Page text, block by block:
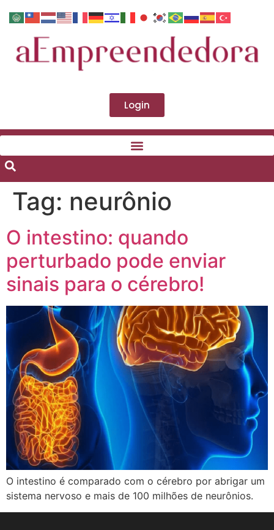
Login
Tag: neurônio
O intestino: quando
perturbado pode enviar
sinais para o cérebro!
O intestino é comparado com o cérebro por abrigar um
sistema nervoso e mais de 100 milhões de neurônios.